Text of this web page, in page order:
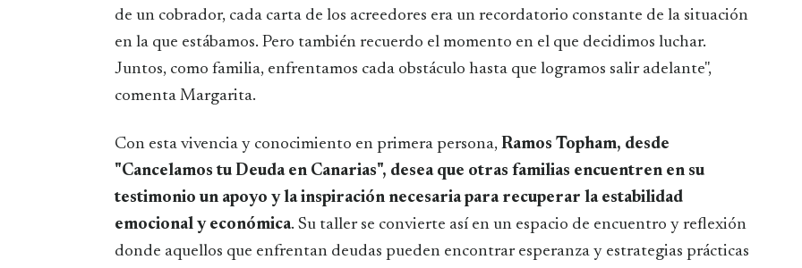
de un cobrador, cada carta de los acreedores era un recordatorio constante de la situación
en la que estábamos. Pero también recuerdo el momento en el que decidimos luchar.
Juntos, como familia, enfrentamos cada obstáculo hasta que logramos salir adelante",
comenta Margarita.
Con esta vivencia y conocimiento en primera persona, Ramos Topham, desde
"Cancelamos tu Deuda en Canarias", desea que otras familias encuentren en su
testimonio un apoyo y la inspiración necesaria para recuperar la estabilidad
emocional y económica. Su taller se convierte así en un espacio de encuentro y reflexión
donde aquellos que enfrentan deudas pueden encontrar esperanza y estrategias prácticas